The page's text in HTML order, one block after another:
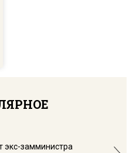
экс-замминистра